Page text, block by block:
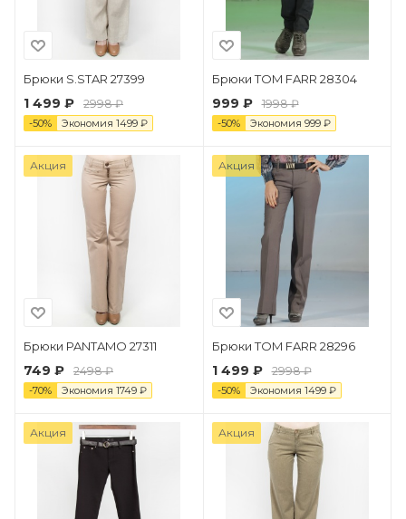
Брюки S.STAR 27399
1 499 ₽ 2998 ₽
-50% Экономия 1499 ₽
Брюки TOM FARR 28304
999 ₽ 1998 ₽
-50% Экономия 999₽
Акция
Брюки PANTAMO 27311
749 ₽ 2498 ₽
-70% Экономия 1749 ₽
Акция
Брюки TOM FARR 28296
1 499 ₽ 2998 ₽
-50% Экономия 1499₽
Акция Акция